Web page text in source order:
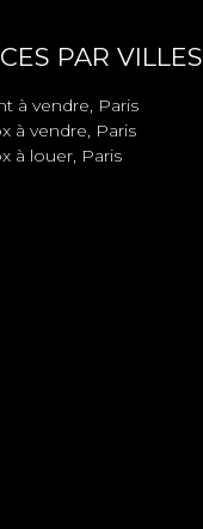
PAR VILLES
à vendre, Paris
à vendre, Paris
à louer, Paris